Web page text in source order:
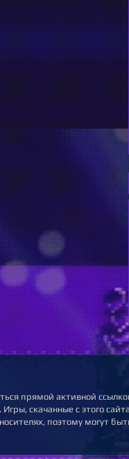
прямой активной
скачанные с этого
поэтому могут